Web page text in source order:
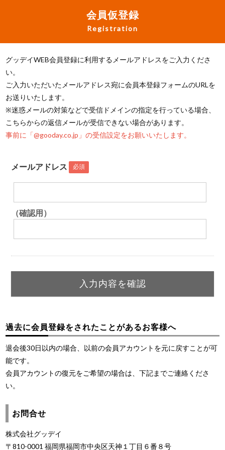
会員仮登録
Registration
グッデイWEB会員登録に利用するメールアドレスをご入力くださ
い。
ご入力いただいたメールアドレス宛に会員本登録フォームのURLを
お送りいたします。
※迷惑メールの対策などで受信ドメインの指定を行っている場合、
こちらからの返信メールが受信できない場合があります。
事前に「@gooday.co.jp」の受信設定をお願いいたします。
メールアドレス 必須
（確認用）
過去に会員登録をされたことがあるお客様へ
退会後30日以内の場合、以前の会員アカウントを元に戻すことが可
能です。
会員アカウントの復元をご希望の場合は、下記までご連絡くださ
い。
お問合せ
株式会社グッデイ
〒810-0001 福岡県福岡市中央区天神１丁目６番８号